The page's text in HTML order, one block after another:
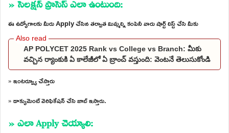
ఈ ఉద్యోగాలకు మీరు Apply చేసిన తర్వాత మిమ్మల్ని కంపెనీ వారు షార్ట్ లిస్ట్ చేసి మీకు
AP POLYCET 2025 Rank vs College vs Branch: మీకు
వచ్చిన ర్యాంకుకి ఏ కాలేజీలో ఏ బ్రాంచ్ వస్తుంది: వెంటనే తెలుసుకోండి
» ఇంటర్వ్యూ చేస్తారు
» డాక్యుమెంట్ వెరిఫికేషన్ చేసి జాబ్ ఇస్తారు.
» ఎలా Apply చెయ్యాలి: